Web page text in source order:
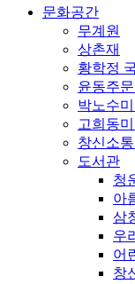
문화공간
무계원
상촌재
황학정
윤동주
박노수
고희동
창신소
도서관
청
아
삼
우
어
창